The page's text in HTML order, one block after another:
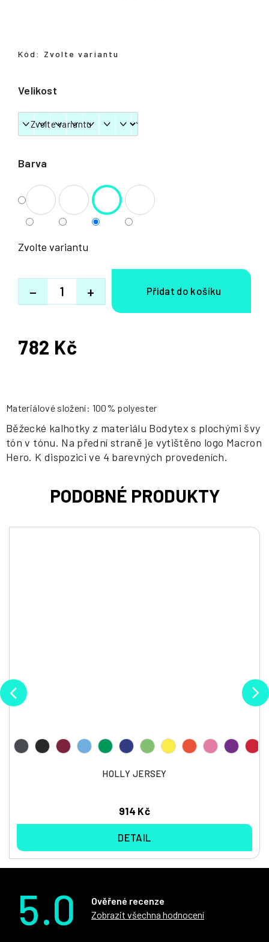
Barva
Velikost
Zvolte variantu
+
−
Kód: Zvolte variantu
782 Kč
Měrná
Materiálové složení: 100% polyester
Běžecké kalhotky z materiálu Bodytex s plochými švy
tón v tónu. Na přední straně je vytištěno logo Macron
Hero. K dispozici ve 4 barevných provedeních.
HOLLY JERSEY
914 Kč
DETAIL
5.0
Ověřené recenze
Zobrazit všechna hodnocení